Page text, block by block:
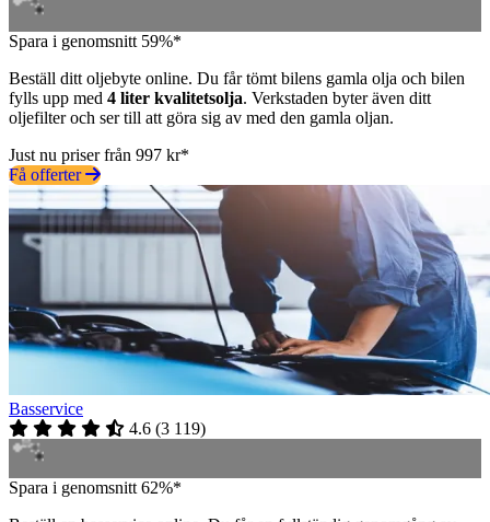
Spara i genomsnitt 59%*
Beställ ditt oljebyte online. Du får tömt bilens gamla olja och bilen
fylls upp med 4 liter kvalitetsolja. Verkstaden byter även ditt
oljefilter och ser till att göra sig av med den gamla oljan.
Just nu priser från 997 kr*
Få offerter
Basservice
4.6 (3 119)
Spara i genomsnitt 62%*